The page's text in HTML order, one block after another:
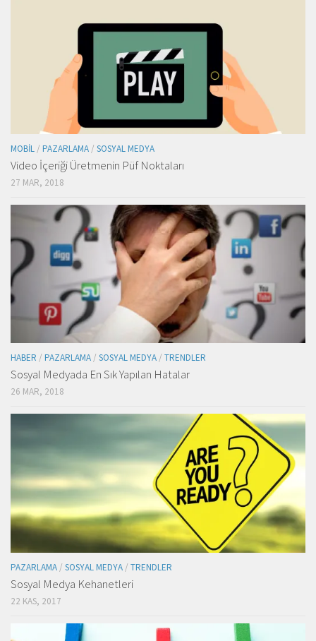
MOBIL / PAZARLAMA / SOSYAL MEDYA
Video İçeriği Üretmenin Püf Noktaları
27 MAR, 2018
HABER / PAZARLAMA/ SOSYAL MEDYA/ TRENDLER
Sosyal Medyada En Sık Yapılan Hatalar
26 MAR, 2018
PAZARLAMA / SOSYAL MEDYA / TRENDLER
Sosyal Medya Kehanetleri
22 KAS, 2017